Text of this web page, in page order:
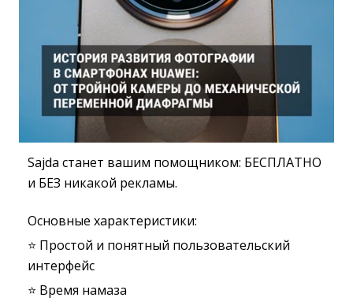
Sajda станет вашим помощником: БЕСПЛАТНО
и БЕЗ никакой рекламы.
Основные характеристики:
⭐️ Простой и понятный пользовательский
интерфейс
⭐️ Время намаза